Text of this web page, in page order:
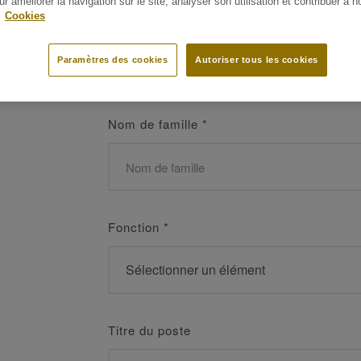
Nom de famille *
Fonction *
Titre du poste
Cookies
Autoriser tous les cookies
Paramètres des cookies